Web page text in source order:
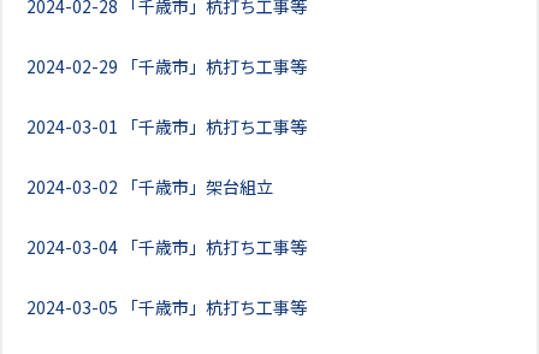
2024-02-28 「千歳市」杭打ち工事等
2024-02-29 「千歳市」杭打ち工事等
2024-03-01 「千歳市」杭打ち工事等
2024-03-02 「千歳市」架台組立
2024-03-04 「千歳市」杭打ち工事等
2024-03-05 「千歳市」杭打ち工事等